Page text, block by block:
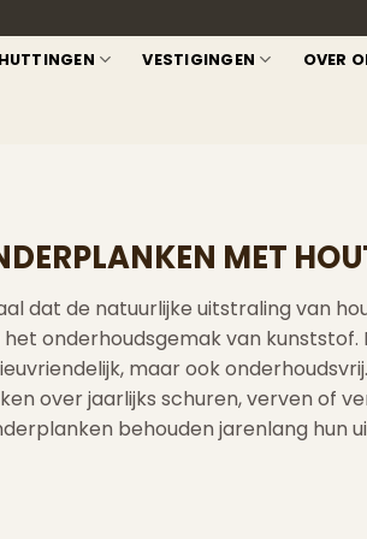
VESTIGINGEN OVER
MET
dat de natuurlijke uitstraling van
onderhoudsgemak van kunststof.
maar ook
over jaarlijks schuren, verven of
behouden jarenlang hun